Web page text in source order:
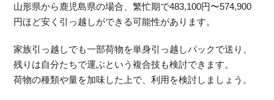
山形県から鹿児島県の場合、繁忙期で483,100円〜574,900
円ほど安く引っ越しができる可能性があります。
家族引っ越しでも一部荷物を単身引っ越しパックで送り、
残りは自分たちで運ぶという複合技も検討できます。
荷物の種類や量を加味した上で、利用を検討しましょう。